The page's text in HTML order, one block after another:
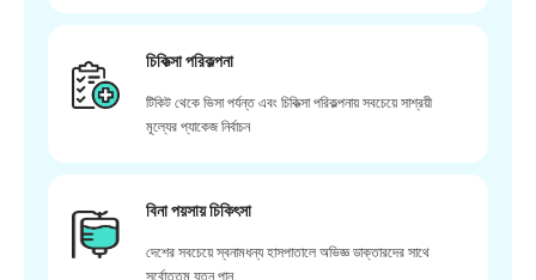
চিকিত্সা পরিকল্পনা
টিকিট থেকে ভিসা পর্যন্ত এবং চিকিত্সা পরিকল্পনায় সবচেয়ে সাশ্রয়ী
মূল্যের প্যাকেজ নির্বাচন
বিনা পয়সায় চিকিৎসা
দেশের সবচেয়ে স্বনামধন্য হাসপাতালে অভিজ্ঞ ডাক্তারদের সাথে
সর্বোত্তম যত্ন পান